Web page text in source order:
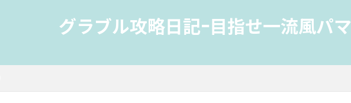
グラブル攻略日記-目指せ一流風パ